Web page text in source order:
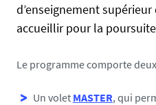
a
l
e
d’enseignement
accueillir pour la
Le programme comporte
Un volet MASTER, qui